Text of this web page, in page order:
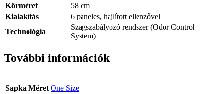
Körméret
58 cm
Kialakítás
6 paneles, hajlított ellenzővel
Technológia
Szagszabályozó rendszer (Odor Control
System)
További információk
Sapka Méret One Size